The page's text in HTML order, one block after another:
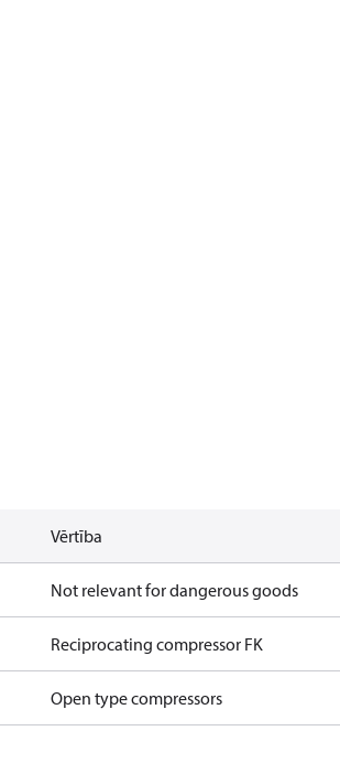
Vērtība
Not relevant for dangerous goods
Reciprocating compressor FK
Open type compressors